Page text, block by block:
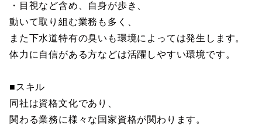
・目視など含め、自身が歩き、
動いて取り組む業務も多く、
また下水道特有の臭いも環境によっては発生します。
体力に自信がある方などは活躍しやすい環境です。
■スキル
同社は資格文化であり、
関わる業務に様々な国家資格が関わります。